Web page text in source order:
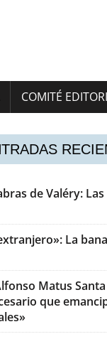
COMITÉ
de Valéry:
La
Matus
que